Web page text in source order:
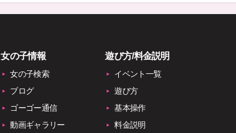
よろしくお願いいたします(*´▽｀*)
女の子情報
女の子検索
ブログ
ゴーゴー通信
動画ギャラリー
遊び方/料金説明
イベント一覧
遊び方
基本操作
料金説明